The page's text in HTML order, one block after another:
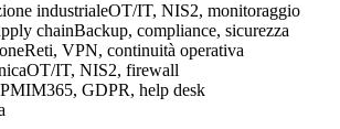
industrialeOT/IT, NIS2, monitoraggio
chainBackup, compliance, sicurezza
Reti, VPN, continuità operativa
OT/IT, NIS2, firewall
M365, GDPR, help desk